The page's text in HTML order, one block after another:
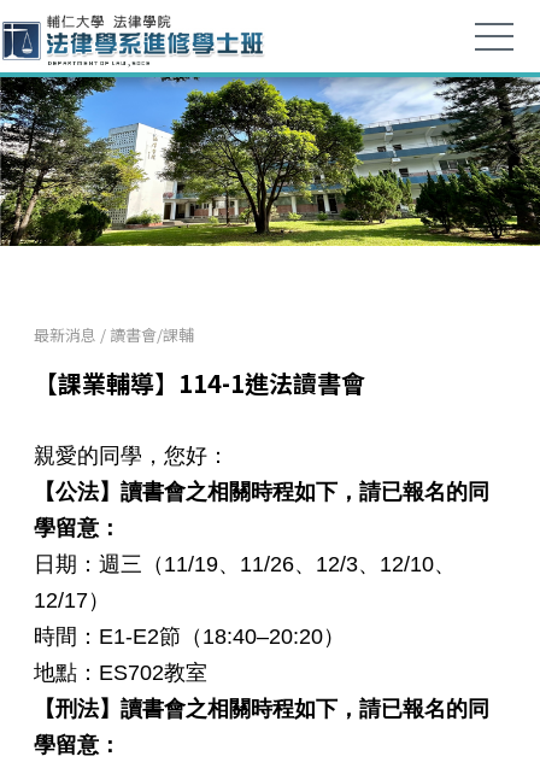
最新消息 / 讀書會/課輔
【課業輔導】114-1進法讀書會
親愛的同學，您好：
【公法】讀書會之相關時程如下，請已報名的同
學留意：
日期：週三（11/19、11/26、12/3、12/10、
12/17）
時間：E1-E2節（18:40–20:20）
地點：ES702教室
【刑法】讀書會之相關時程如下，請已報名的同
學留意：